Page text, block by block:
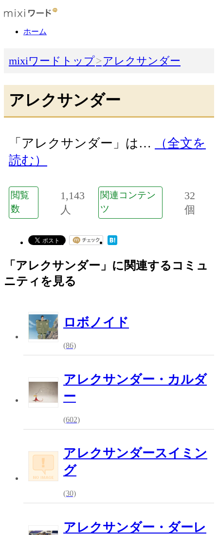
ホーム
mixiワードトップ アレクサンダー
アレクサンダー
「アレクサンダー」は…
（全文を
読む）
閲覧
数
1,143
人
関連コンテン
ツ
32
個
「アレクサンダー」に関連するコミュ
ニティを見る
ロボノイド
(86)
アレクサンダー・カルダ
ー
(602)
アレクサンダースイミン
グ
(30)
アレクサンダー・ダーレ